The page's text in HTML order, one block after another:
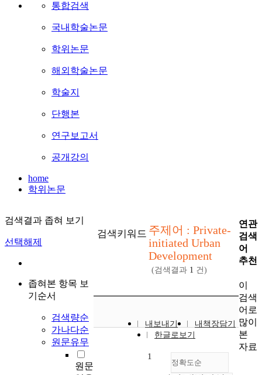
통합검색
국내학술논문
학위논문
해외학술논문
학술지
단행본
연구보고서
공개강의
home
학위논문
검색결과 좁혀 보기
선택해제
좁혀본 항목 보
기순서
검색량순
가나다순
원문유무
원문
검색키워드 주제어 : Private-
initiated Urban
Development
(검색결과 1 건)
내보내기
내책장담기
한글로보기
정확도순
1
연관
검색
어
추천
이
검색
어로
많이
본
자료